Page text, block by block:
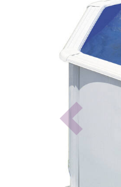
Previous